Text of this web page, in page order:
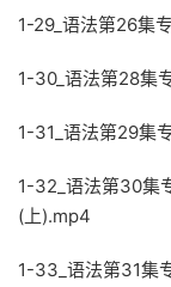
1-29_语法第26集
1-30_语法第28集
1-31_语法第29集
1-32_语法第30集
(上).mp4
1-33_语法第31集